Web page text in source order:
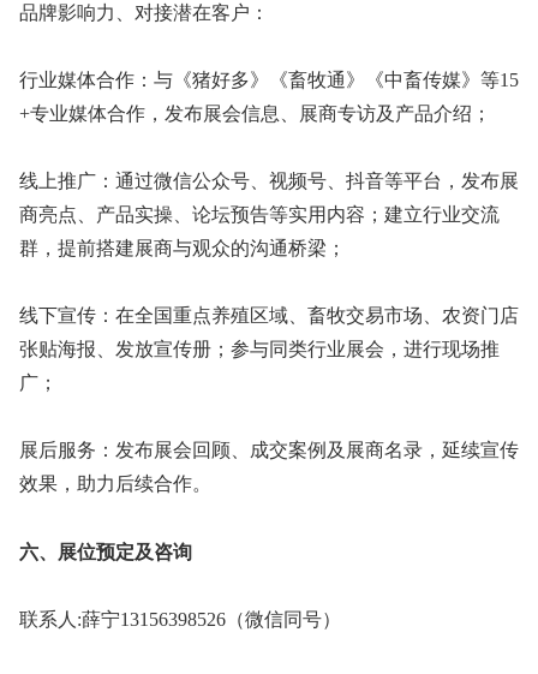
品牌影响力、对接潜在客户：
行业媒体合作：与《猪好多》《畜牧通》《中畜传媒》等15
+专业媒体合作，发布展会信息、展商专访及产品介绍；
线上推广：通过微信公众号、视频号、抖音等平台，发布展
商亮点、产品实操、论坛预告等实用内容；建立行业交流
群，提前搭建展商与观众的沟通桥梁；
线下宣传：在全国重点养殖区域、畜牧交易市场、农资门店
张贴海报、发放宣传册；参与同类行业展会，进行现场推
广；
展后服务：发布展会回顾、成交案例及展商名录，延续宣传
效果，助力后续合作。
六、展位预定及咨询
联系人:薛宁13156398526（微信同号）